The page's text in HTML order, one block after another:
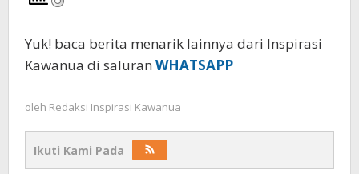
Yuk! baca berita menarik lainnya dari Inspirasi
Kawanua di saluran WHATSAPP
oleh Redaksi Inspirasi Kawanua
Ikuti Kami Pada